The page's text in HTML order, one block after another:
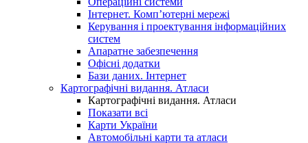
Інтернет. Комп’ютерні мережі
Керування і проектування інформаційних
систем
Апаратне забезпечення
Офісні додатки
Бази даних. Інтернет
Картографічні видання. Атласи
Картографічні видання. Атласи
Показати всі
Карти України
Автомобільні карти та атласи